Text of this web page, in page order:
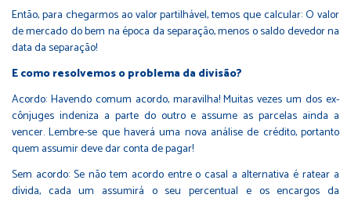
Então, para chegarmos ao valor partilhável, temos que calcular: O valor
de mercado do bem na época da separação, menos o saldo devedor na
data da separação!
E como resolvemos o problema da divisão?
Acordo: Havendo comum acordo, maravilha! Muitas vezes um dos ex-
cônjuges indeniza a parte do outro e assume as parcelas ainda a
vencer. Lembre-se que haverá uma nova análise de crédito, portanto
quem assumir deve dar conta de pagar!
Sem acordo: Se não tem acordo entre o casal a alternativa é ratear a
dívida, cada um assumirá o seu percentual e os encargos da